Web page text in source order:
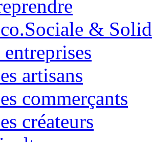
&
artisans
commerçants
créateurs